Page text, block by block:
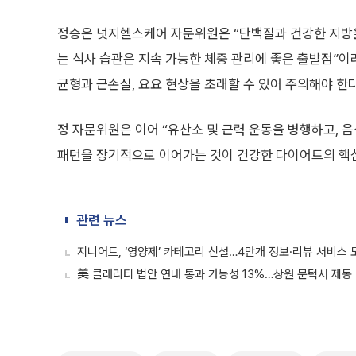
정승은 넛지헬스케어 자문위원은 “단백질과 건강한 지
는 식사 습관은 지속 가능한 체중 관리에 좋은 출발점”
균형과 근손실, 요요 현상을 초래할 수 있어 주의해야 한
정 자문위원은 이어 “유산소 및 근력 운동을 병행하고,
패턴을 장기적으로 이어가는 것이 건강한 다이어트의 핵
관련 뉴스
지니어트, ‘영양제’ 카테고리 신설…4만개 정보·리뷰 서비스
美 클래리티 법안 연내 통과 가능성 13%…상원 문턱서 제동